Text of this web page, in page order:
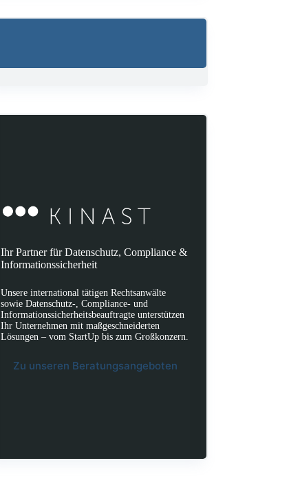
Ihr Partner für Datenschutz, Compliance &
Informationssicherheit
Unsere international tätigen Rechtsanwälte
sowie Datenschutz-, Compliance- und
Informationssicherheitsbeauftragte unterstützen
Ihr Unternehmen mit maßgeschneiderten
Lösungen – vom StartUp bis zum Großkonzern.
Zu unseren Beratungsangeboten